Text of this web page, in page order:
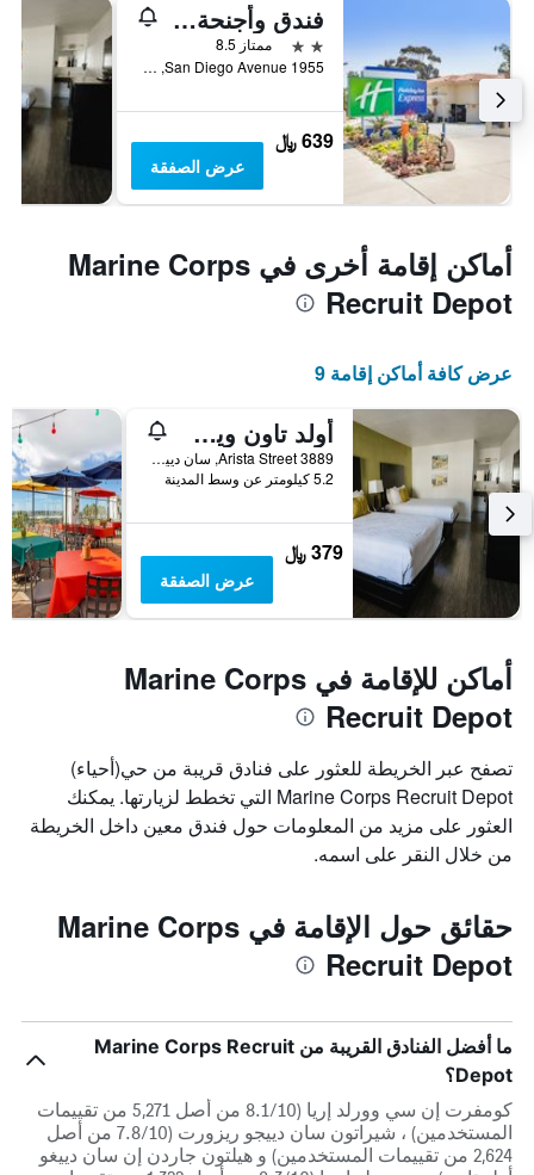
فندق وأجنحة هوليدي ان اكسبريس سان دييغو ايربورت
2 نجمتين
ممتاز 8.5
1955 San Diego Avenue, سان دييغو, CA, الولايات المتحدة الأميريكية
639 ﷼
عرض الصفقة
أماكن إقامة أخرى في Marine Corps
Recruit Depot
عرض كافة أماكن إقامة 9
أولد تاون ويسترن إن آند سويتس
3889 Arista Street, سان دييغو, CA, الولايات المتحدة الأميريكية
5.2 كيلومتر عن وسط المدينة
379 ﷼
عرض الصفقة
أماكن للإقامة في Marine Corps
Recruit Depot
تصفح عبر الخريطة للعثور على فنادق قريبة من حي(أحياء)
Marine Corps Recruit Depot التي تخطط لزيارتها. يمكنك
العثور على مزيد من المعلومات حول فندق معين داخل الخريطة
من خلال النقر على اسمه.
حقائق حول الإقامة في Marine Corps
Recruit Depot
ما أفضل الفنادق القريبة من Marine Corps Recruit
Depot؟
كومفرت إن سي وورلد إريا (8.1/10 من أصل 5,271 من تقييمات
المستخدمين) ، شيراتون سان دييجو ريزورت (7.8/10 من أصل
2,624 من تقييمات المستخدمين) و هيلتون جاردن إن سان دييغو